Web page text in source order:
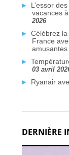
L’essor
vacances
2026
Célébrez
France
amusantes
03 avril
Ryanair
Plus de
Des
Citoyens
DERNIÈRE